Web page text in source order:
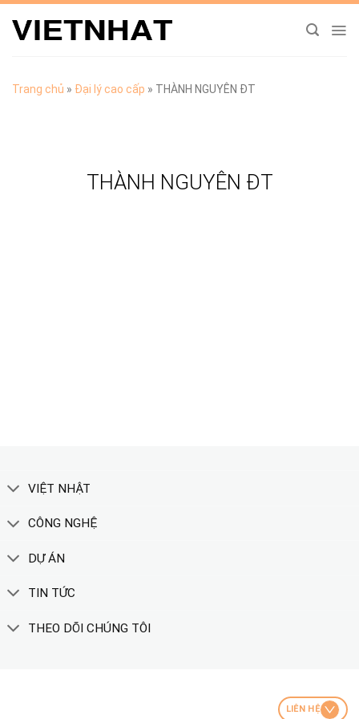
Chuyển
đến
Trang chủ » Đại lý cao cấp » THÀNH NGUYÊN ĐT
THÀNH NGUYÊN ĐT
VIỆT NHẬT
CÔNG NGHỆ
DỰ ÁN
TIN TỨC
THEO DÕI CHÚNG TÔI
LIÊN HỆ